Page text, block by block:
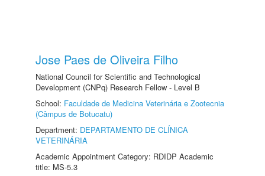
Jose Paes de Oliveira Filho
National Council for Scientific and Technological
Development (CNPq) Research Fellow - Level B
School: Faculdade de Medicina Veterinária e Zootecnia
(Câmpus de Botucatu)
Department: DEPARTAMENTO DE CLÍNICA
VETERINÁRIA
Academic Appointment Category: RDIDP Academic
title: MS-5.3